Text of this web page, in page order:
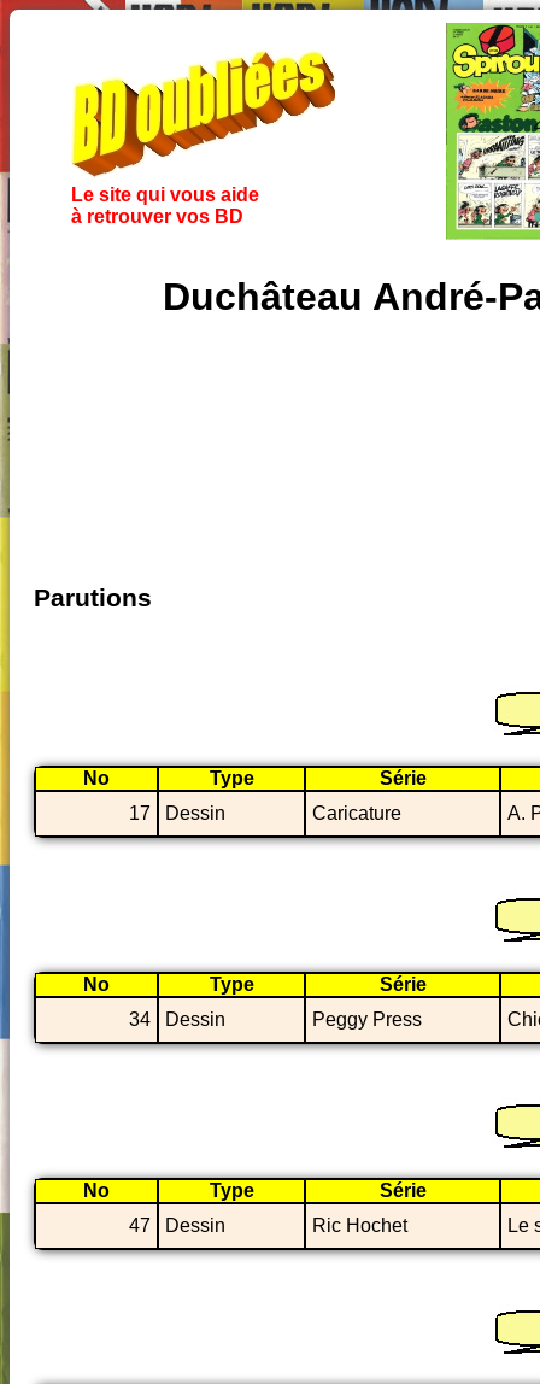
Le site qui vous aide
à retrouver vos BD
Duchâteau André-
Parutions
No Type
Série
17
Dessin Caricature A.
No Type
Série
34
Dessin Peggy Press
No Type
Série
47
Dessin Ric Hochet Le